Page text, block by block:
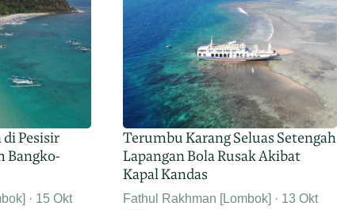
Pesisir
Bangko-
15 Okt
Terumbu Karang Seluas Setengah
Lapangan Bola Rusak Akibat
Kapal Kandas
Fathul Rakhman [Lombok]
13 Okt